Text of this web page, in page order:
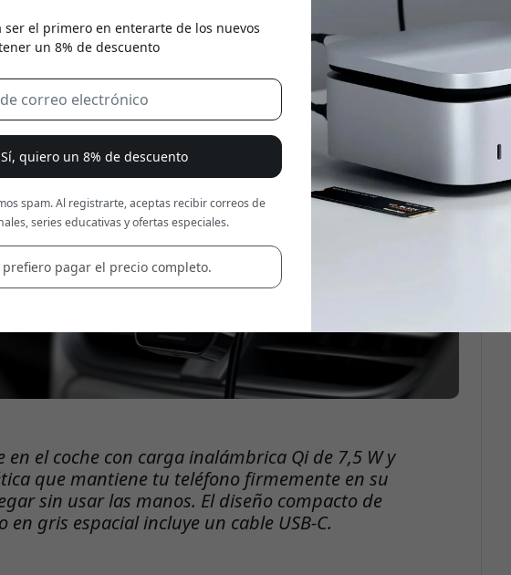
en el coche con carga inalámbrica Qi de 7,5 W y
que mantiene tu teléfono firmemente en su
sin usar las manos. El diseño compacto de
en gris espacial incluye un cable USB-C.
ser el primero en enterarte de los nuevos
un 8% de descuento
Sí, quiero un 8% de descuento
spam. Al registrarte, aceptas recibir correos de
series educativas y ofertas especiales.
prefiero pagar el precio completo.
Usa este código en la